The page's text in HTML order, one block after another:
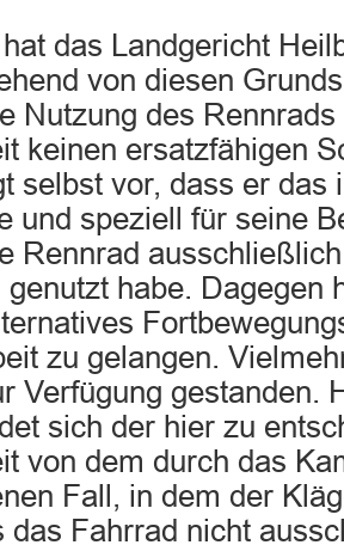
das Landgericht
von diesen
Nutzung des
keinen ersatzfähigen
selbst vor, dass er das
und speziell für seine
Rennrad
genutzt habe. Dagegen
zu gelangen.
Verfügung gestanden.
sich der hier zu
von dem durch das
Fall, in dem der
das Fahrrad nicht